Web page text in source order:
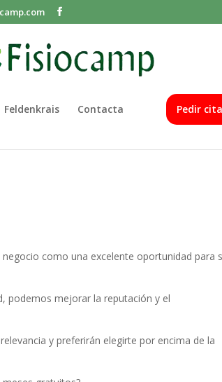
Feldenkrais Contacta Pedir
como una excelente oportunidad para
podemos mejorar la reputación y el
y preferirán elegirte por encima de la